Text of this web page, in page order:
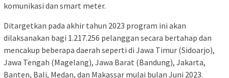
komunikasi dan smart meter.
Ditargetkan pada akhir tahun 2023 program ini akan
dilaksanakan bagi 1.217.256 pelanggan secara bertahap dan
mencakup beberapa daerah seperti di Jawa Timur (Sidoarjo),
Jawa Tengah (Magelang), Jawa Barat (Bandung), Jakarta,
Banten, Bali, Medan, dan Makassar mulai bulan Juni 2023.